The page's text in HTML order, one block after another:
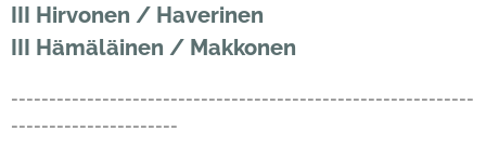
III Hirvonen / Haverinen
III Hämäläinen / Makkonen
-------------------------------------------------------------
----------------------